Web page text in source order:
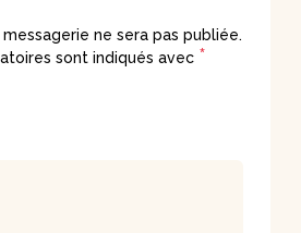
ne sera pas publiée.
sont indiqués avec *